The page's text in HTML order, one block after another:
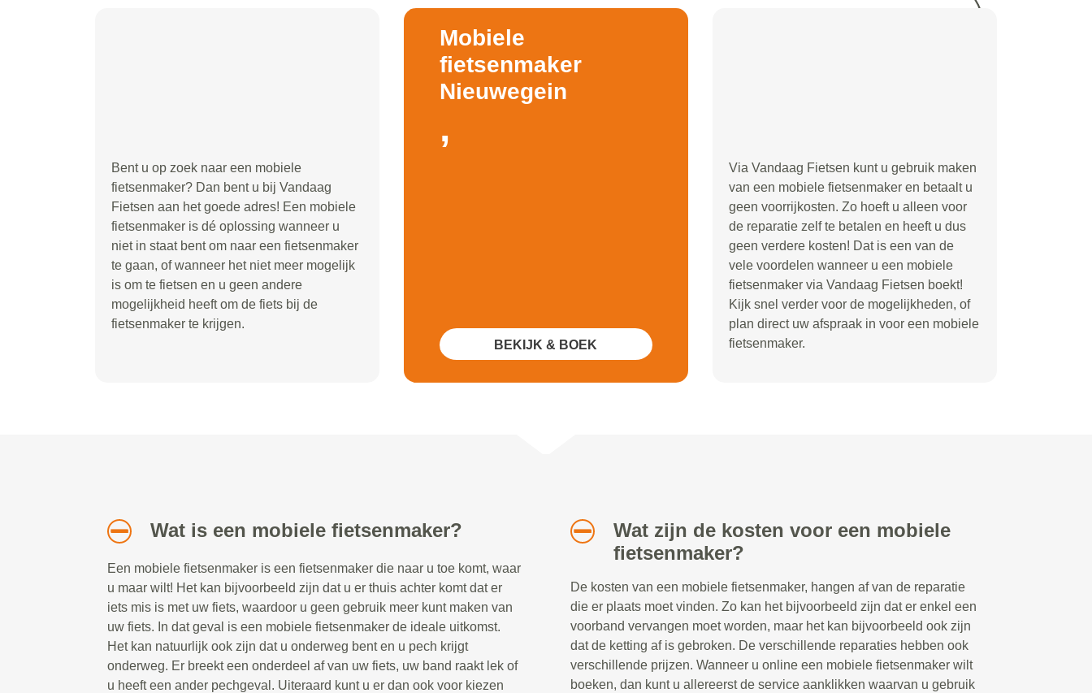
Bent u op zoek naar een mobiele
fietsenmaker? Dan bent u bij Vandaag
Fietsen aan het goede adres! Een mobiele
fietsenmaker is dé oplossing wanneer u
niet in staat bent om naar een fietsenmaker
te gaan, of wanneer het niet meer mogelijk
is om te fietsen en u geen andere
mogelijkheid heeft om de fiets bij de
fietsenmaker te krijgen.
Mobiele
fietsenmaker
Nieuwegein
,
BEKIJK & BOEK
Via Vandaag Fietsen kunt u gebruik maken
van een mobiele fietsenmaker en betaalt u
geen voorrijkosten. Zo hoeft u alleen voor
de reparatie zelf te betalen en heeft u dus
geen verdere kosten! Dat is een van de
vele voordelen wanneer u een mobiele
fietsenmaker via Vandaag Fietsen boekt!
Kijk snel verder voor de mogelijkheden, of
plan direct uw afspraak in voor een mobiele
fietsenmaker.
Wat is een mobiele fietsenmaker?
Een mobiele fietsenmaker is een fietsenmaker die naar u toe komt, waar
u maar wilt! Het kan bijvoorbeeld zijn dat u er thuis achter komt dat er
iets mis is met uw fiets, waardoor u geen gebruik meer kunt maken van
uw fiets. In dat geval is een mobiele fietsenmaker de ideale uitkomst.
Het kan natuurlijk ook zijn dat u onderweg bent en u pech krijgt
onderweg. Er breekt een onderdeel af van uw fiets, uw band raakt lek of
u heeft een ander pechgeval. Uiteraard kunt u er dan ook voor kiezen
Wat zijn de kosten voor een mobiele
fietsenmaker?
De kosten van een mobiele fietsenmaker, hangen af van de reparatie
die er plaats moet vinden. Zo kan het bijvoorbeeld zijn dat er enkel een
voorband vervangen moet worden, maar het kan bijvoorbeeld ook zijn
dat de ketting af is gebroken. De verschillende reparaties hebben ook
verschillende prijzen. Wanneer u online een mobiele fietsenmaker wilt
boeken, dan kunt u allereerst de service aanklikken waarvan u gebruik